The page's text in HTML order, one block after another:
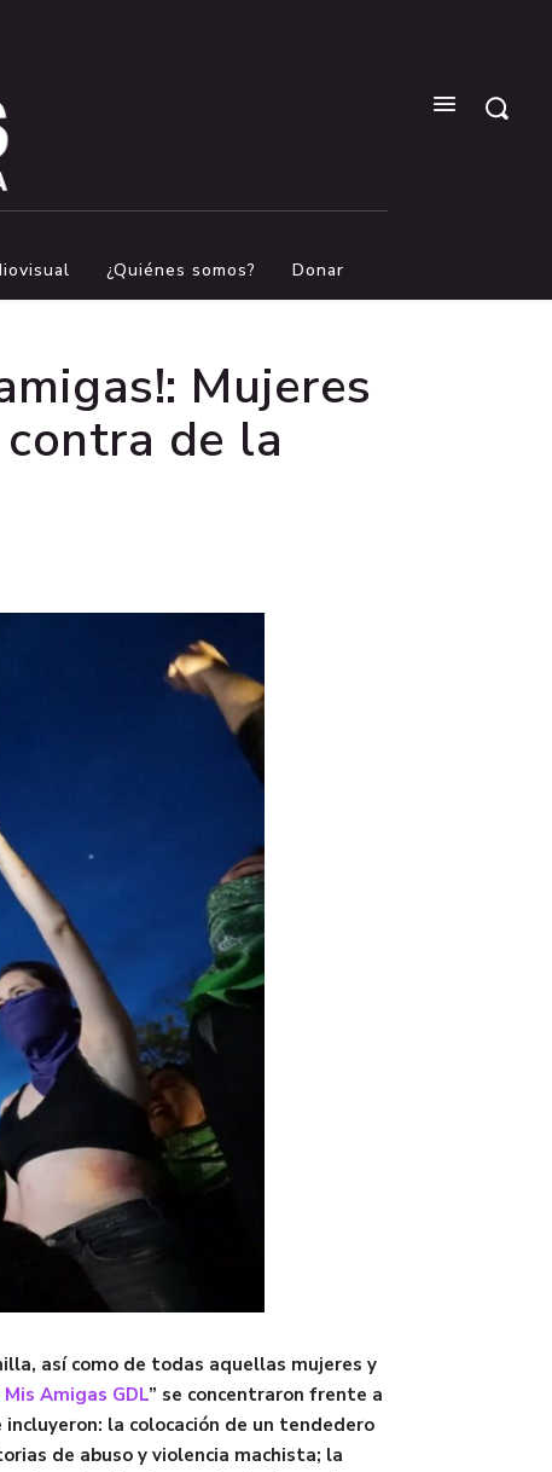
¿Quiénes somos? Donar
Mujeres
de la
así como de todas aquellas mujeres y
Amigas GDL” se concentraron frente a
la colocación de un tendedero
de abuso y violencia machista; la